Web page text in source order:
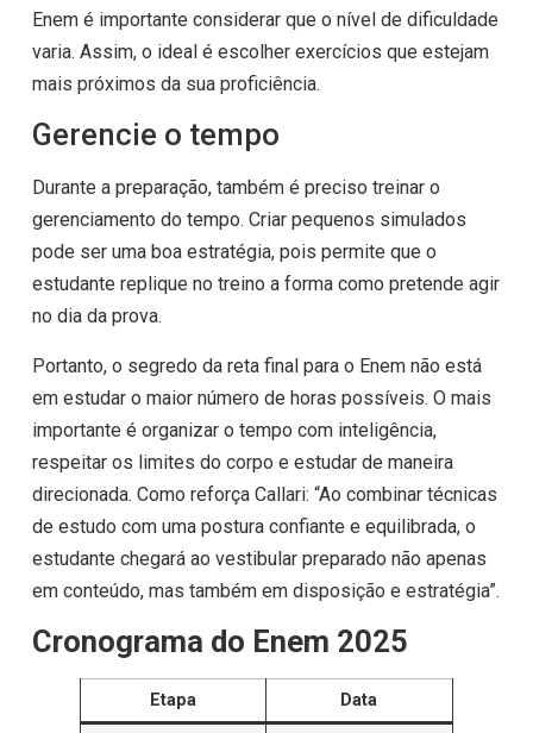
Enem é importante considerar que o nível de dificuldade
varia. Assim, o ideal é escolher exercícios que estejam
mais próximos da sua proficiência.
Gerencie o tempo
Durante a preparação, também é preciso treinar o
gerenciamento do tempo. Criar pequenos simulados
pode ser uma boa estratégia, pois permite que o
estudante replique no treino a forma como pretende agir
no dia da prova.
Portanto, o segredo da reta final para o Enem não está
em estudar o maior número de horas possíveis. O mais
importante é organizar o tempo com inteligência,
respeitar os limites do corpo e estudar de maneira
direcionada. Como reforça Callari: “Ao combinar técnicas
de estudo com uma postura confiante e equilibrada, o
estudante chegará ao vestibular preparado não apenas
em conteúdo, mas também em disposição e estratégia”.
Cronograma do Enem 2025
Etapa Data